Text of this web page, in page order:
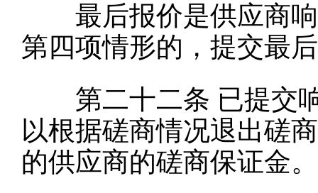
最后报价是供应商响
第四项情形的，提交最
第二十二条 已提交
以根据磋商情况退出磋
的供应商的磋商保证金。